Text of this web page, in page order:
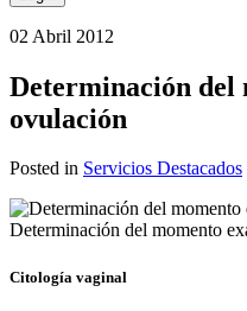
02 Abril 2012
Determinación del
ovulación
Posted in Servicios Destacados
Determinación del momento
Citología vaginal